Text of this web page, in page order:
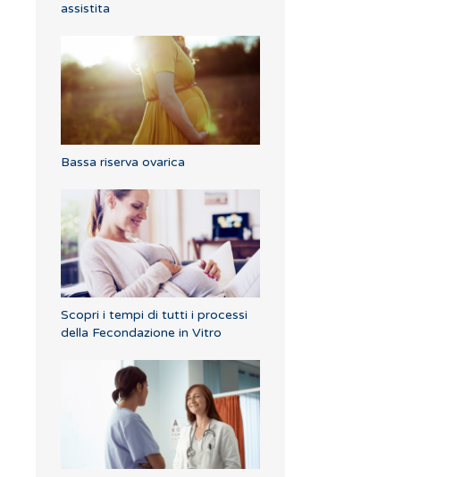
assistita
Bassa riserva ovarica
Scopri i tempi di tutti i processi
della Fecondazione in Vitro